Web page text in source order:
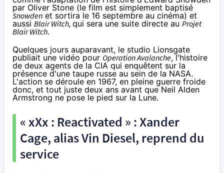
par Oliver Stone (le film est simplement baptisé
Snowden et sortira le 16 septembre au cinéma) et
aussi Blair Witch, qui sera une suite directe au Projet
Blair Witch.
Quelques jours auparavant, le studio Lionsgate
publiait une vidéo pour Operation Avalanche, l'histoire
de deux agents de la CIA qui enquêtent sur la
présence d'une taupe russe au sein de la NASA.
L'action se déroule en 1967, en pleine guerre froide
donc, et tout juste deux ans avant que Neil Alden
Armstrong ne pose le pied sur la Lune.
« xXx : Reactivated » : Xander
Cage, alias Vin Diesel, reprend du
service